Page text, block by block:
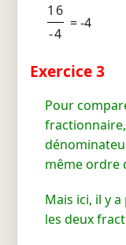
16
-4
= -4
Exercice 3
Pour
même ordre
Mais ici, il y
les deux